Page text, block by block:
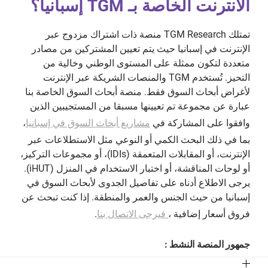
الانترنت الخاصة بـ TGM إسبانيا؟
تمتلك TGM Research منصة ذات اشتراك مزدوج عبر
الإنترنت في إسبانيا حيث يتم تعيين المشتركين من مصادر
متعددة لتكون ممثلة على المستوى الوطني وخالية من
التحيز. تُستخدم TGM والمنصات الشريكة عبر الإنترنت
لأغراض أبحاث السوق فقط. منصة أبحاث السوق الخاصة بنا
عبارة عن مجموعة تم تعيينها مسبقا من المستجيبين الذين
وافقوا على المشاركة في مشاريع أبحاث السوق في إسبانيا،
بما في ذلك البحث الكمي أو النوعي مثل الاستطلاعات عبر
الإنترنت، أو المقابلات المتعمقة (IDIs)، أو مجموعات التركيز،
أو لوحات المناقشة، أو اختبار الاستخدام في المنزل (iHUT).
يرجى الاطلاع أدناه على تفاصيل الجدوى لأبحاث السوق في
إسبانيا من حيث الجنس والعمر والمنطقة. إذا كنت تبحث عن
فروق أسعار إضافية ، فيرجى الاتصال بنا.
جمهور المنصة النشط :